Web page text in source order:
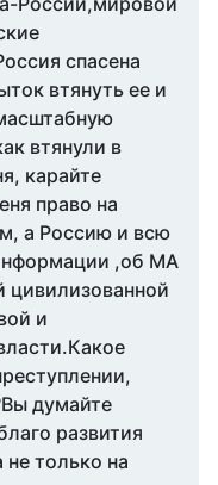
спасена
втянуть ее и
втянули в
карайте
право на
а Россию и всю
,об МА
цивилизованной
и
думайте
развития
только на